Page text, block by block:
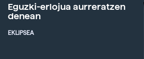
Eguzki-erlojua aurreratzen
denean
EKLIPSEA